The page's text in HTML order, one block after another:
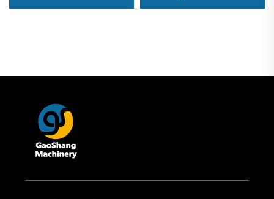
Driven na Heat Press
Gaoshang Factory, Heat